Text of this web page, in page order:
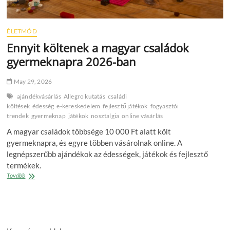
ÉLETMÓD
Ennyit költenek a magyar családok
gyermeknapra 2026-ban
May 29, 2026
ajándékvásárlás Allegro kutatás családi
költések édesség e‑kereskedelem fejlesztő játékok fogyasztói
trendek gyermeknap játékok nosztalgia online vásárlás
A magyar családok többsége 10 000 Ft alatt költ
gyermeknapra, és egyre többen vásárolnak online. A
legnépszerűbb ajándékok az édességek, játékok és fejlesztő
termékek.
TovábbEnnyit